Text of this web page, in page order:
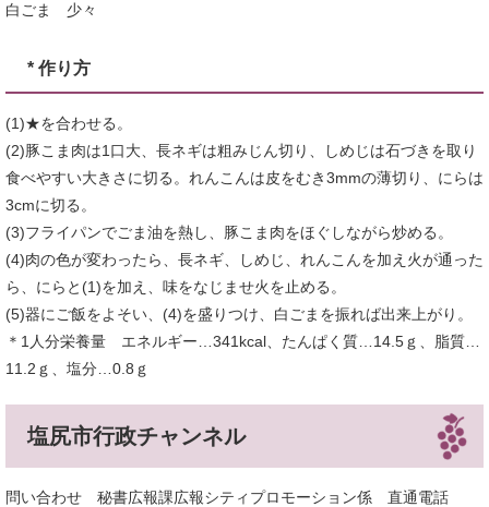
白ごま 少々
* 作り方
(1)★を合わせる。
(2)豚こま肉は1口大、長ネギは粗みじん切り、しめじは石づきを取り
食べやすい大きさに切る。れんこんは皮をむき3mmの薄切り、にらは
3cmに切る。
(3)フライパンでごま油を熱し、豚こま肉をほぐしながら炒める。
(4)肉の色が変わったら、長ネギ、しめじ、れんこんを加え火が通った
ら、にらと(1)を加え、味をなじませ火を止める。
(5)器にご飯をよそい、(4)を盛りつけ、白ごまを振れば出来上がり。
＊1人分栄養量 エネルギー…341kcal、たんぱく質…14.5ｇ、脂質…
11.2ｇ、塩分…0.8ｇ
塩尻市行政チャンネル
問い合わせ 秘書広報課広報シティプロモーション係 直通電話